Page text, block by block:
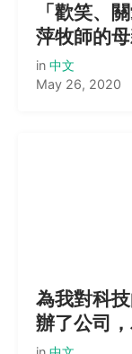
「歡笑、
萍牧師的
in 中文
May 26, 2020
為我對科
辦了公司